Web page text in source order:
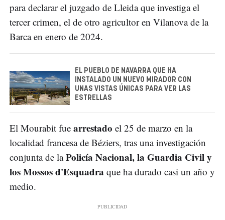
para declarar el juzgado de Lleida que investiga el
tercer crimen, el de otro agricultor en Vilanova de la
Barca en enero de 2024.
EL PUEBLO DE NAVARRA QUE HA
INSTALADO UN NUEVO MIRADOR CON
UNAS VISTAS ÚNICAS PARA VER LAS
ESTRELLAS
El Mourabit fue arrestado el 25 de marzo en la
localidad francesa de Béziers, tras una investigación
conjunta de laPolicía Nacional, la Guardia Civil y
los Mossos d'Esquadra que ha durado casi un año y
medio.